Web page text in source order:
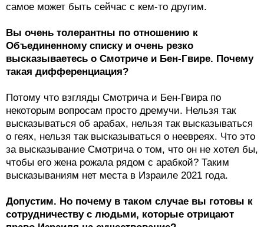
самое может быть сейчас с кем-то другим.
Вы очень толерантны по отношению к
Объединенному списку и очень резко
высказываетесь о Смотриче и Бен-Гвире. Почему
такая дифференциация?
Потому что взгляды Смотрича и Бен-Гвира по
некоторым вопросам просто дремучи. Нельзя так
высказываться об арабах, нельзя так высказываться
о геях, нельзя так высказываться о неевреях. Что это
за высказывание Смотрича о том, что он не хотел бы,
чтобы его жена рожала рядом с арабкой? Таким
высказываниям нет места в Израиле 2021 года.
Допустим. Но почему в таком случае вы готовы к
сотрудничеству с людьми, которые отрицают